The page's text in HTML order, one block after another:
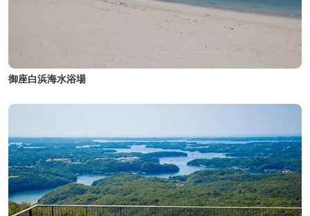
御座白浜海水浴場